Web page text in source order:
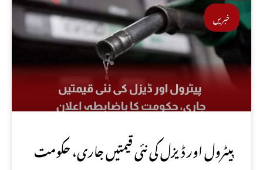
خبریں
پیٹرول اور ڈیزل کی نئی قیمتیں جاری، حکومت